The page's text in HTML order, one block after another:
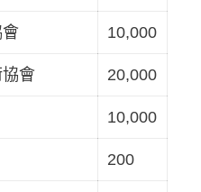
10,000
會 20,000
10,000
200